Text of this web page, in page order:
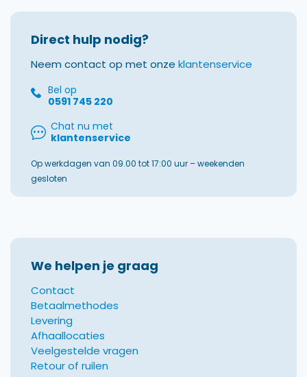
Direct hulp nodig?
Neem contact op met onze klantenservice
Bel op
0591 745 220
Chat nu met
klantenservice
Op werkdagen van 09.00 tot 17:00 uur – weekenden
gesloten
We helpen je graag
Contact
Betaalmethodes
Levering
Afhaallocaties
Veelgestelde vragen
Retour of ruilen